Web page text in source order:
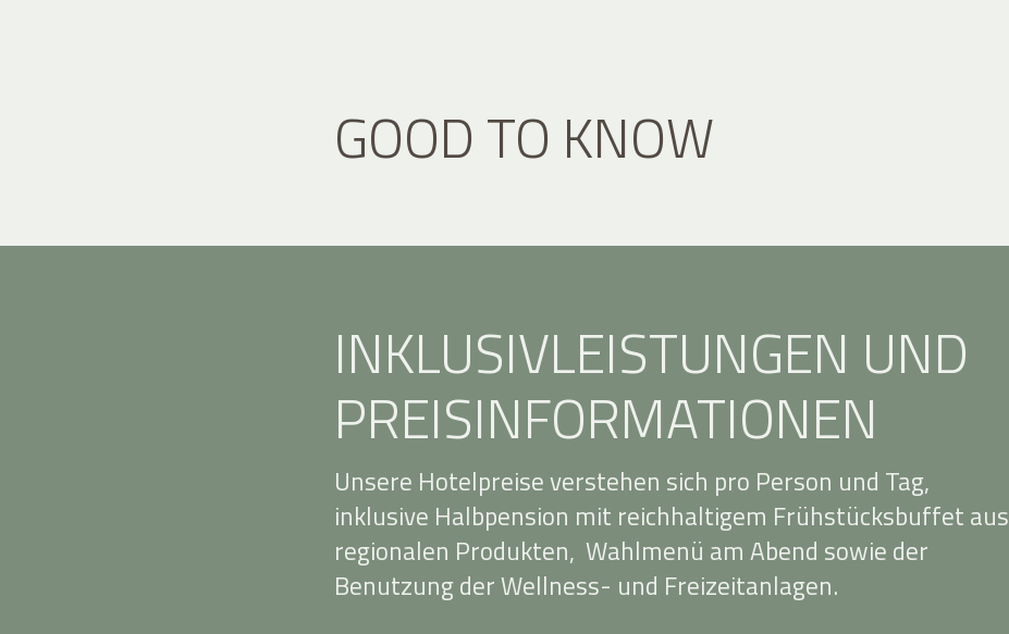
GOOD TO KNOW
INKLUSIVLEISTUNGEN UND
PREISINFORMATIONEN
Unsere Hotelpreise verstehen sich pro Person und Tag,
inklusive Halbpension mit reichhaltigem Frühstücksbuffet aus
regionalen Produkten, Wahlmenü am Abend sowie der
Benutzung der Wellness- und Freizeitanlagen.